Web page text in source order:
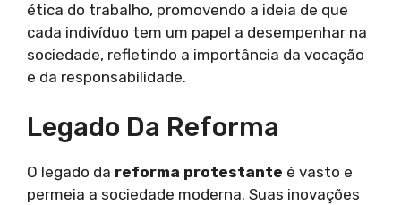
ética do trabalho, promovendo a ideia de que
cada indivíduo tem um papel a desempenhar na
sociedade, refletindo a importância da vocação
e da responsabilidade.
Legado Da Reforma
O legado da reforma protestante é vasto e
permeia a sociedade moderna. Suas inovações